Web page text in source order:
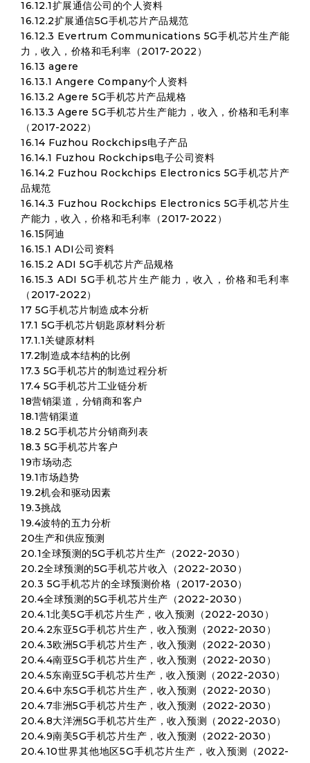
16.12.1扩展通信公司的个人资料
16.12.2扩展通信5G手机芯片产品规范
16.12.3 Evertrum Communications 5G手机芯片生产能
力，收入，价格和毛利率（2017-2022）
16.13 agere
16.13.1 Angere Company个人资料
16.13.2 Agere 5G手机芯片产品规格
16.13.3 Agere 5G手机芯片生产能力，收入，价格和毛利率
（2017-2022）
16.14 Fuzhou Rockchips电子产品
16.14.1 Fuzhou Rockchips电子公司资料
16.14.2 Fuzhou Rockchips Electronics 5G手机芯片产
品规范
16.14.3 Fuzhou Rockchips Electronics 5G手机芯片生
产能力，收入，价格和毛利率（2017-2022）
16.15阿迪
16.15.1 ADI公司资料
16.15.2 ADI 5G手机芯片产品规格
16.15.3 ADI 5G手机芯片生产能力，收入，价格和毛利率
（2017-2022）
17 5G手机芯片制造成本分析
17.1 5G手机芯片钥匙原材料分析
17.1.1关键原材料
17.2制造成本结构的比例
17.3 5G手机芯片的制造过程分析
17.4 5G手机芯片工业链分析
18营销渠道，分销商和客户
18.1营销渠道
18.2 5G手机芯片分销商列表
18.3 5G手机芯片客户
19市场动态
19.1市场趋势
19.2机会和驱动因素
19.3挑战
19.4波特的五力分析
20生产和供应预测
20.1全球预测的5G手机芯片生产（2022-2030）
20.2全球预测的5G手机芯片收入（2022-2030）
20.3 5G手机芯片的全球预测价格（2017-2030）
20.4全球预测的5G手机芯片生产（2022-2030）
20.4.1北美5G手机芯片生产，收入预测（2022-2030）
20.4.2东亚5G手机芯片生产，收入预测（2022-2030）
20.4.3欧洲5G手机芯片生产，收入预测（2022-2030）
20.4.4南亚5G手机芯片生产，收入预测（2022-2030）
20.4.5东南亚5G手机芯片生产，收入预测（2022-2030）
20.4.6中东5G手机芯片生产，收入预测（2022-2030）
20.4.7非洲5G手机芯片生产，收入预测（2022-2030）
20.4.8大洋洲5G手机芯片生产，收入预测（2022-2030）
20.4.9南美5G手机芯片生产，收入预测（2022-2030）
20.4.10世界其他地区5G手机芯片生产，收入预测（2022-